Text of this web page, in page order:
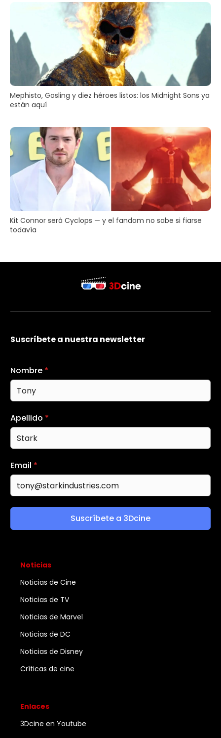
Mephisto, Gosling y diez héroes listos: los Midnight Sons ya
están aquí
Kit Connor será Cyclops — y el fandom no sabe si fiarse
todavía
Suscríbete a nuestra newsletter
Nombre *
Apellido *
Email *
Suscríbete a 3Dcine
Noticias
Noticias de Cine
Noticias de TV
Noticias de Marvel
Noticias de DC
Noticias de Disney
Críticas de cine
Enlaces
3Dcine en Youtube